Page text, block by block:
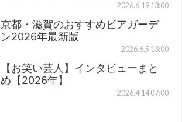
2026.6.19 13:00
京都・滋賀のおすすめビアガーデ
ン2026年最新版
2026.6.5 13:00
【お笑い芸人】インタビューまと
め【2026年】
2026.4.14 07:00